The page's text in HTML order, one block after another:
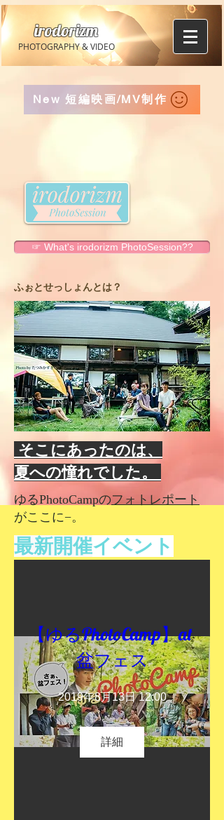
irodorizm
PHOTOGRAPHY & VIDEO
New 短編映画/MV制作
☞ What's irodorizm PhotoSession??
​ふぉとせっしょんとは？
そこにあったのは、
夏への憧れでした。
ゆるPhotoCampのフォトレポート
がここに−。
​最新開催イベント
【ゆるPhotoCamp】at
盆フェス
2019年8月13日 12:00
詳細